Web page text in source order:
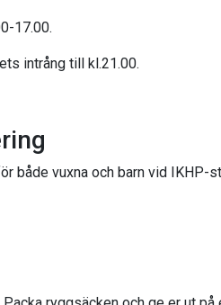
17.00.
intrång till kl.21.00.
både vuxna och barn vid IKHP-